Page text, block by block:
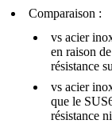
Comparaison :
vs acier
en raison
résistance
vs acier
que le
résistance